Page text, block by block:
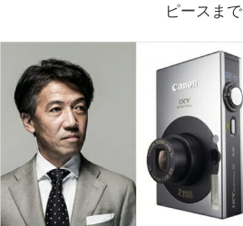
ピースまで